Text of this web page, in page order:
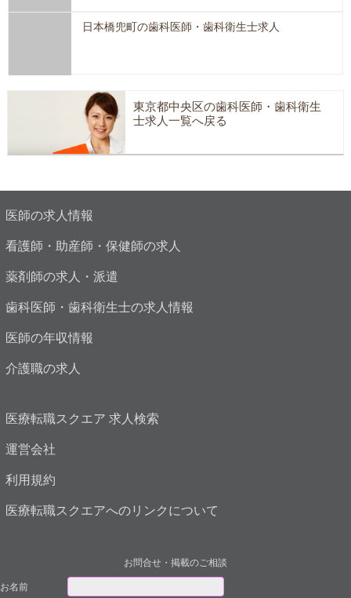
日本橋兜町の歯科医師・歯科衛生士求人
東京都中央区の歯科医師・歯科衛生
士求人一覧へ戻る
医師の求人情報
看護師・助産師・保健師の求人
薬剤師の求人・派遣
歯科医師・歯科衛生士の求人情報
医師の年収情報
介護職の求人
医療転職スクエア 求人検索
運営会社
利用規約
医療転職スクエアへのリンクについて
お問合せ・掲載のご相談
お名前